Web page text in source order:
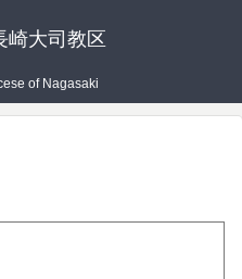
崎大司教区
of Nagasaki